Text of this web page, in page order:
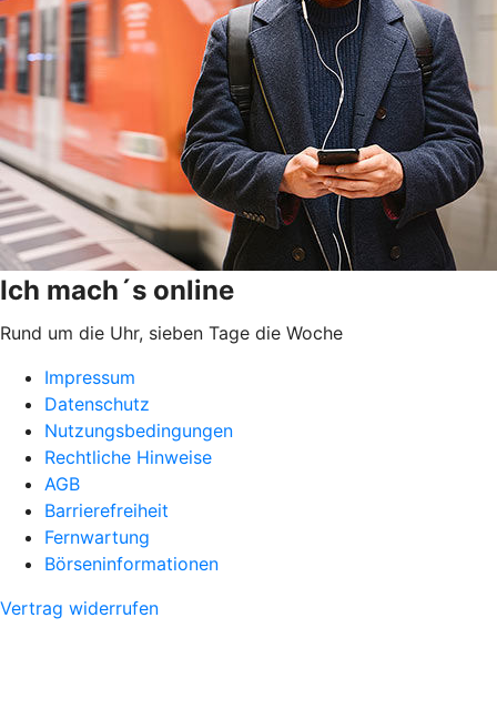
Ich mach´s online
Rund um die Uhr, sieben Tage die Woche
Impressum
Datenschutz
Nutzungsbedingungen
Rechtliche Hinweise
AGB
Barrierefreiheit
Fernwartung
Börseninformationen
Vertrag widerrufen